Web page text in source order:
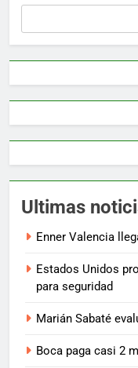
Ultimas
Enner Valencia
Estados Unidos
para seguridad
Marián Sabaté
Boca paga casi 2